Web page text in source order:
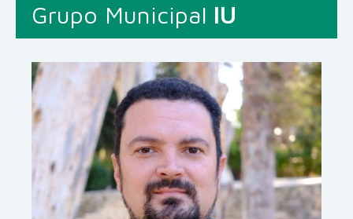
Grupo Municipal IU